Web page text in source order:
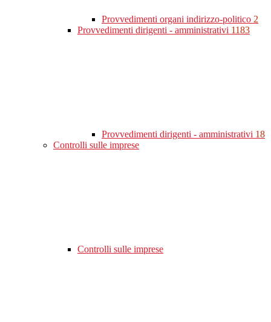
Provvedimenti organi indirizzo-politico 2
Provvedimenti dirigenti - amministrativi 1183
Provvedimenti dirigenti - amministrativi 18
Controlli sulle imprese
Controlli sulle imprese